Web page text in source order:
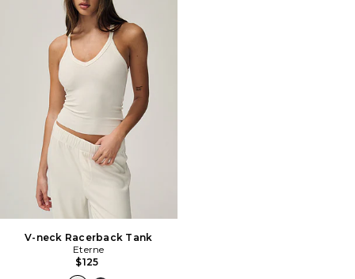
V-neck Racerback Tank
Eterne
$125